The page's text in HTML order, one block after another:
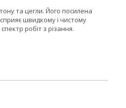
та цегли. Його посилена
швидкому і чистому
робіт з різання.